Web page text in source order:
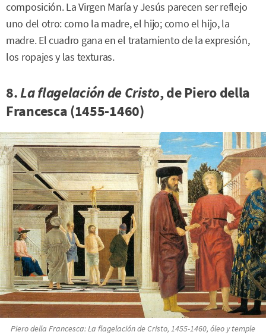
composición. La Virgen María y Jesús parecen ser reflejo
uno del otro: como la madre, el hijo; como el hijo, la
madre. El cuadro gana en el tratamiento de la expresión,
los ropajes y las texturas.
8.La flagelación de Cristo, de Piero della
Francesca (1455-1460)
Piero della Francesca:La flagelación de Cristo, 1455-1460, óleo y temple